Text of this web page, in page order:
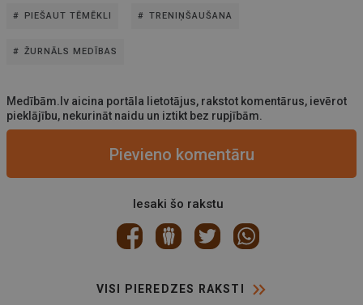
PIEŠAUT TĒMĒKLI TRENIŅŠAUŠANA
ŽURNĀLS MEDĪBAS
Medībām.lv aicina portāla lietotājus, rakstot komentārus, ievērot
pieklājību, nekurināt naidu un iztikt bez rupjībām.
Pievieno komentāru
Iesaki šo rakstu
VISI PIEREDZES RAKSTI